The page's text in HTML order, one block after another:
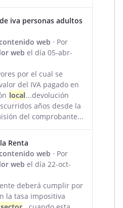
iva personas adultos
web · Por
web el día 05-abr-
por el cual se
del IVA pagado en
local...devolución
años desde la
del comprobante...
Renta
web · Por
web el día 22-oct-
deberá cumplir por
la tasa impositiva